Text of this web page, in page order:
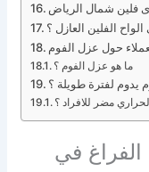
فلين شمال الرياض
حول عزل الفوم
ما هو عزل الفوم ؟
يدوم لفترة طويلة ؟
مضر للافراد ؟
الفراغ في